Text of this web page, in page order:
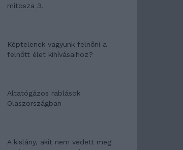
mítosza 3.
Képtelenek vagyunk felnőni a
felnőtt élet kihívásaihoz?
Altatógázos rablások
Olaszországban
A kislány, akit nem védett meg